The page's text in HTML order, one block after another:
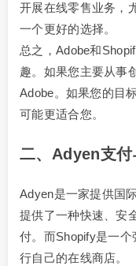
开展在线零售业务，
一个更好的选择。
总之，Adobe和
趣。如果您主要从事
Adobe。如果您的目
可能更适合您。
二、Adyen支
Adyen是一家提供国
提供了一种快速、安
付。而Shopify是一
行自己的在线商店。